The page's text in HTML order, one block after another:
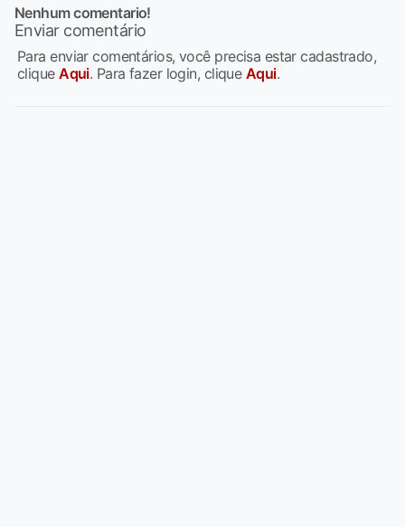
Nenhum comentario!
Enviar comentário
Para enviar comentários, você precisa estar cadastrado,
cliqueAqui. Para fazer login, clique Aqui.